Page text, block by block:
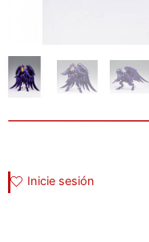
Inicie sesión